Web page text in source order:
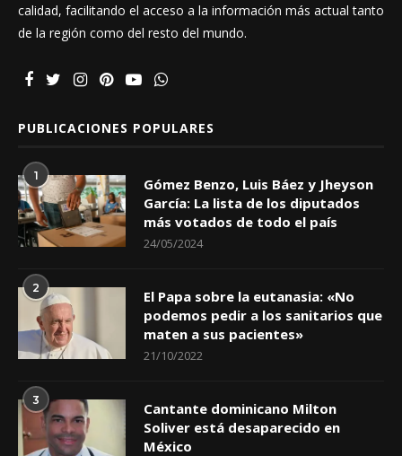
calidad, facilitando el acceso a la información más actual tanto
de la región como del resto del mundo.
PUBLICACIONES POPULARES
1
Gómez Benzo, Luis Báez y Jheyson
García: La lista de los diputados
más votados de todo el país
24/05/2024
2
El Papa sobre la eutanasia: «No
podemos pedir a los sanitarios que
maten a sus pacientes»
21/10/2022
3
Cantante dominicano Milton
Soliver está desaparecido en
México